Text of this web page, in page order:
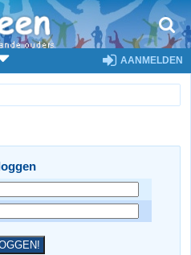
AANMELDEN